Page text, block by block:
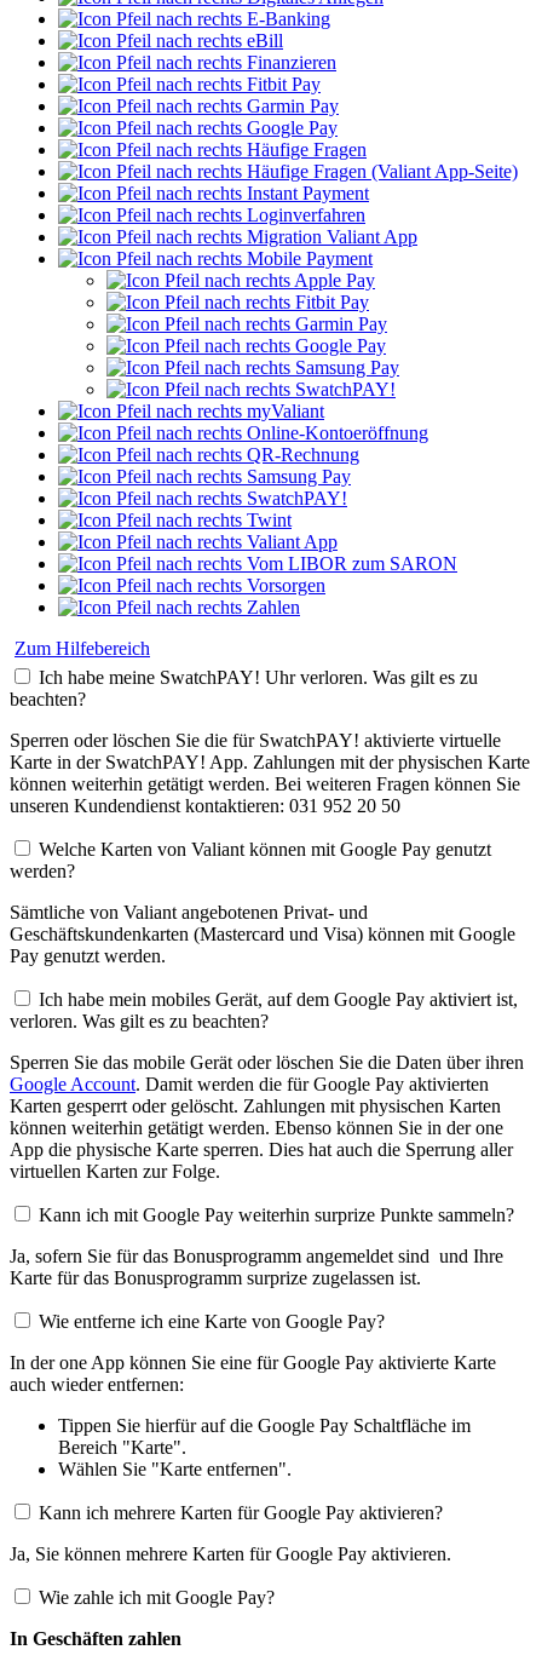
E-Banking
eBill
Finanzieren
Fitbit Pay
Garmin Pay
Google Pay
Häufige Fragen
Häufige Fragen (Valiant App-Seite)
Instant Payment
Loginverfahren
Migration Valiant App
Mobile Payment
Apple Pay
Fitbit Pay
Garmin Pay
Google Pay
Samsung Pay
SwatchPAY!
myValiant
Online-Kontoeröffnung
QR-Rechnung
Samsung Pay
SwatchPAY!
Twint
Valiant App
Vom LIBOR zum SARON
Vorsorgen
Zahlen
Zum Hilfebereich
Ich habe meine SwatchPAY! Uhr verloren. Was gilt es zu
beachten?
Sperren oder löschen Sie die für SwatchPAY! aktivierte virtuelle
Karte in der SwatchPAY! App. Zahlungen mit der physischen Karte
können weiterhin getätigt werden. Bei weiteren Fragen können Sie
unseren Kundendienst kontaktieren: 031 952 20 50
Welche Karten von Valiant können mit Google Pay genutzt
werden?
Sämtliche von Valiant angebotenen Privat- und
Geschäftskundenkarten (Mastercard und Visa) können mit Google
Pay genutzt werden.
Ich habe mein mobiles Gerät, auf dem Google Pay aktiviert ist,
verloren. Was gilt es zu beachten?
Sperren Sie das mobile Gerät oder löschen Sie die Daten über ihren
Google Account. Damit werden die für Google Pay aktivierten
Karten gesperrt oder gelöscht. Zahlungen mit physischen Karten
können weiterhin getätigt werden. Ebenso können Sie in der one
App die physische Karte sperren. Dies hat auch die Sperrung aller
virtuellen Karten zur Folge.
Kann ich mit Google Pay weiterhin surprize Punkte sammeln?
Ja, sofern Sie für das Bonusprogramm angemeldet sind und Ihre
Karte für das Bonusprogramm surprize zugelassen ist.
Wie entferne ich eine Karte von Google Pay?
In der one App können Sie eine für Google Pay aktivierte Karte
auch wieder entfernen:
Tippen Sie hierfür auf die Google Pay Schaltfläche im
Bereich "Karte".
Wählen Sie "Karte entfernen".
Kann ich mehrere Karten für Google Pay aktivieren?
Ja, Sie können mehrere Karten für Google Pay aktivieren.
Wie zahle ich mit Google Pay?
In Geschäften zahlen